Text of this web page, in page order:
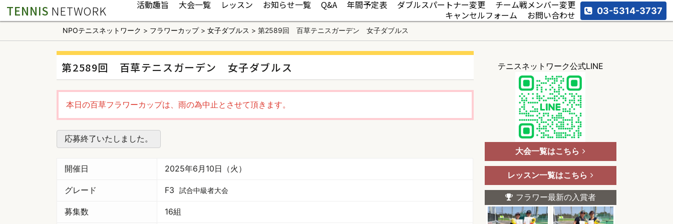
TENNIS NETWORK 活動趣旨 大会一覧 レッスン お知らせ一覧 Q&A 年間予定表 ダブルスパートナー変更
チーム戦メンバー変更
キャンセルフォーム
お問い合わせ 03-5314-3737
NPOテニスネットワーク > フラワーカップ> 女子ダブルス > 第2589回 百草テニスガーデン 女子ダブルス
第2589回 百草テニスガーデン 女子ダブルス
本日の百草フラワーカップは、雨の為中止とさせて頂きます。
応募終了いたしました。
開催日 2025年6月10日（火）
グレード F3 試合中級者大会
募集数 16組
テニスネットワーク公式LINE
大会一覧はこちら
レッスン一覧はこちら
フラワー最新の入賞者